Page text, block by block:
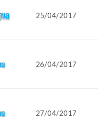
25/04/2017
26/04/2017
27/04/2017